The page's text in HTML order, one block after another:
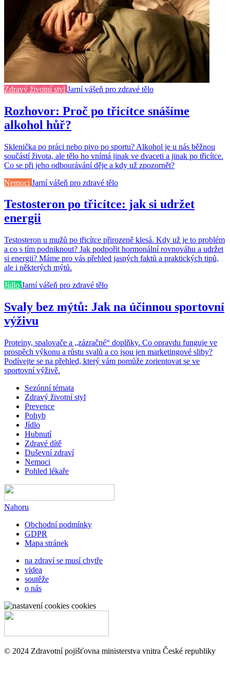
Zdravý životní styl Jarní vášeň pro zdravé tělo
Rozhovor: Proč po třicítce snášíme
alkohol hůř?
Sklenička po práci nebo pivo po sportu? Alkohol je u nás běžnou
součástí života, ale tělo ho vnímá jinak ve dvaceti a jinak po třicítce.
Co se při jeho odbourávání děje a kdy už zpozornět?
Nemoci Jarní vášeň pro zdravé tělo
Testosteron po třicítce: jak si udržet
energii
Testosteron u mužů po třicítce přirozeně klesá. Kdy už je to problém
a co s tím podniknout? Jak podpořit hormonální rovnováhu a udržet
si energii? Máme pro vás přehled jasných faktů a praktických tipů,
ale i některých mýtů.
Jídlo Jarní vášeň pro zdravé tělo
Svaly bez mýtů: Jak na účinnou sportovní
výživu
Proteiny, spalovače a „zázračné“ doplňky. Co opravdu funguje ve
prospěch výkonu a růstu svalů a co jsou jen marketingové sliby?
Podívejte se na přehled, který vám pomůže zorientovat se ve
sportovní výživě.
Sezónní témata
Zdravý životní styl
Prevence
Pohyb
Jídlo
Hubnutí
Zdravé dítě
Duševní zdraví
Nemoci
Pohled lékaře
Nahoru
Obchodní podmínky
GDPR
Mapa stránek
na zdraví se musí chytře
videa
soutěže
o nás
cookies
© 2024 Zdravotní pojišťovna ministerstva vnitra České republiky